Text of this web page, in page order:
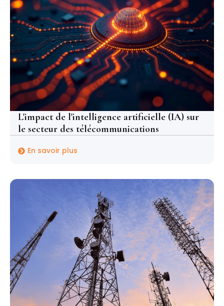
L'impact de l'intelligence artificielle (IA) sur
le secteur des télécommunications
En savoir plus